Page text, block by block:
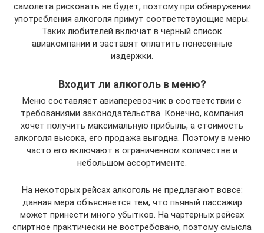
самолета рисковать не будет, поэтому при обнаружении
употребления алкоголя примут соответствующие меры.
Таких любителей включат в черный список
авиакомпании и заставят оплатить понесенные
издержки.
Входит ли алкоголь в меню?
Меню составляет авиаперевозчик в соответствии с
требованиями законодательства. Конечно, компания
хочет получить максимальную прибыль, а стоимость
алкоголя высока, его продажа выгодна. Поэтому в меню
часто его включают в ограниченном количестве и
небольшом ассортименте.
На некоторых рейсах алкоголь не предлагают вовсе:
данная мера объясняется тем, что пьяный пассажир
может принести много убытков. На чартерных рейсах
спиртное практически не востребовано, поэтому смысла